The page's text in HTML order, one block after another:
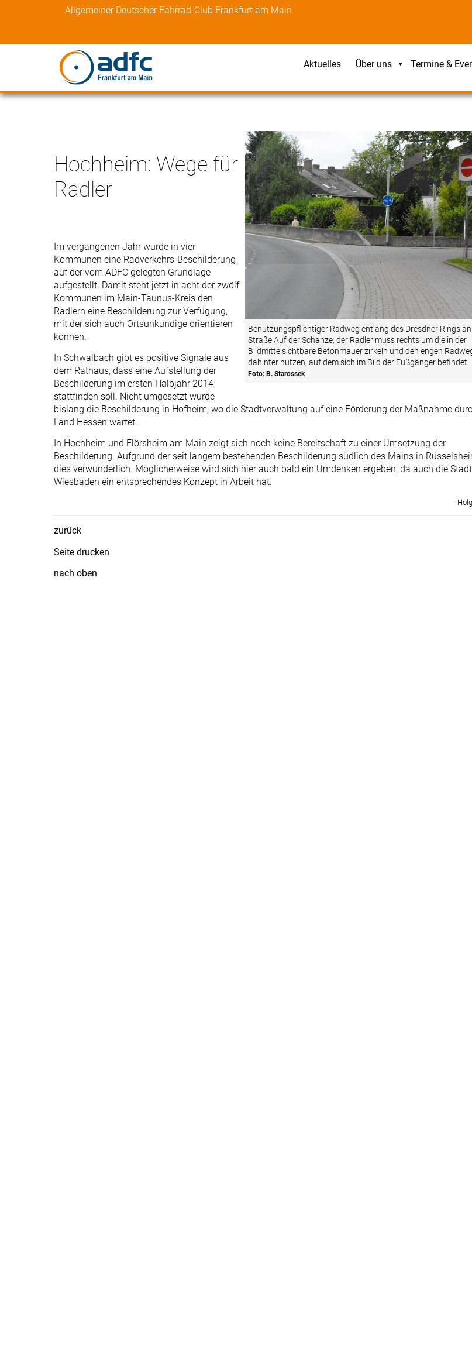
Allgemeiner Deutscher Fahrrad-Club Frankfurt am Main
Aktuelles Über uns Termine &
Benutzungspflichtiger Radweg entlang des Dresdner Rings
Straße Auf der Schanze; der Radler muss rechts um die in der
Bildmitte sichtbare Betonmauer zirkeln und den engen
dahinter nutzen, auf dem sich im Bild der Fußgänger befindet
Foto: B. Starossek
Hochheim: Wege für
Radler
Im vergangenen Jahr wurde in vier
Kommunen eine Radverkehrs-Beschilderung
auf der vom ADFC gelegten Grundlage
aufgestellt. Damit steht jetzt in acht der zwölf
Kommunen im Main-Taunus-Kreis den
Radlern eine Beschilderung zur Verfügung,
mit der sich auch Ortsunkundige orientieren
können.
In Schwalbach gibt es positive Signale aus
dem Rathaus, dass eine Aufstellung der
Beschilderung im ersten Halbjahr 2014
stattfinden soll. Nicht umgesetzt wurde
bislang die Beschilderung in Hofheim, wo die Stadtverwaltung auf eine Förderung der Maßnahme
Land Hessen wartet.
In Hochheim und Flörsheim am Main zeigt sich noch keine Bereitschaft zu einer Umsetzung der
Beschilderung. Aufgrund der seit langem bestehenden Beschilderung südlich des Mains in
dies verwunderlich. Möglicherweise wird sich hier auch bald ein Umdenken ergeben, da auch die Stadt
Wiesbaden ein entsprechendes Konzept in Arbeit hat.
zurück
Seite drucken
nach oben